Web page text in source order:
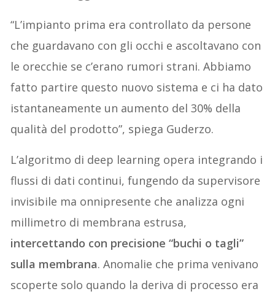
“L’impianto prima era controllato da persone
che guardavano con gli occhi e ascoltavano con
le orecchie se c’erano rumori strani. Abbiamo
fatto partire questo nuovo sistema e ci ha dato
istantaneamente un aumento del 30% della
qualità del prodotto”, spiega Guderzo.
L’algoritmo di deep learning opera integrando i
flussi di dati continui, fungendo da supervisore
invisibile ma onnipresente che analizza ogni
millimetro di membrana estrusa,
intercettando con precisione “buchi o tagli”
sulla membrana. Anomalie che prima venivano
scoperte solo quando la deriva di processo era